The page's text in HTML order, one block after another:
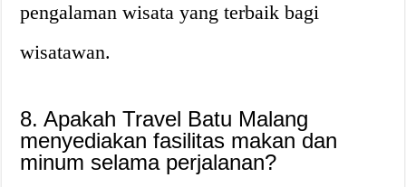
pengalaman wisata yang terbaik bagi
wisatawan.
8. Apakah Travel Batu Malang
menyediakan fasilitas makan dan
minum selama perjalanan?